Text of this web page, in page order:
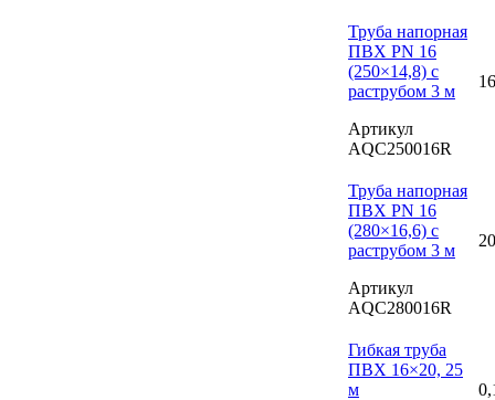
Труба напорная
ПВХ PN 16
(250×14,8) с
раструбом 3 м
Артикул
AQC250016R
Труба напорная
ПВХ PN 16
(280×16,6) с
раструбом 3 м
Артикул
AQC280016R
Гибкая труба
ПВХ 16×20, 25
м